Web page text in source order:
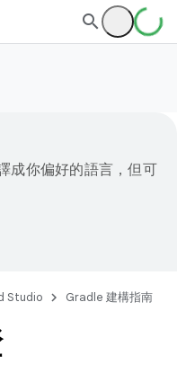
成你偏好的語言，但可
Studio Gradle 建構指南